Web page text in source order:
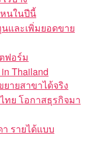
นในปีนี้
และเพิ่มยอดขาย
ฟอร์ม
Thailand
ายสาขาได้จริง
ทย โอกาสธุรกิจมา
รายได้แบบ